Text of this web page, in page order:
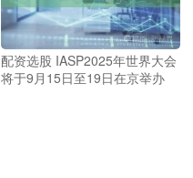
配资选股 IASP2025年世界大会
将于9月15日至19日在京举办